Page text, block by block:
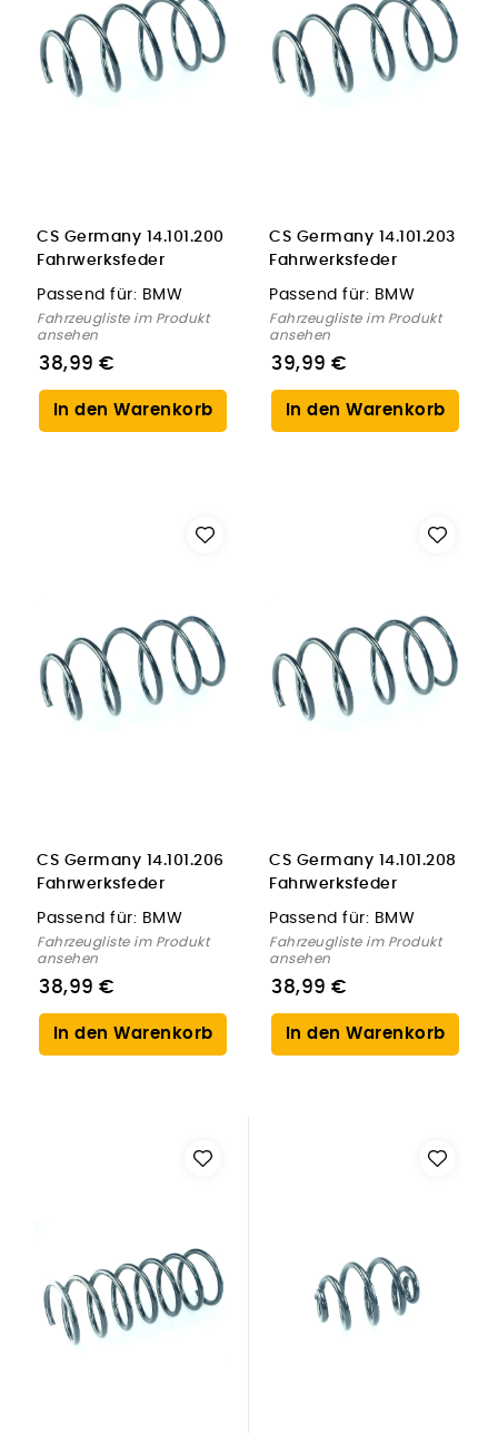
CS Germany 14.101.200
Fahrwerksfeder
Vorderachse für BMW
Passend für: BMW
Fahrzeugliste im Produkt
ansehen
38,99 €
In den Warenkorb
CS Germany 14.101.203
Fahrwerksfeder
Vorderachse für BMW
Passend für: BMW
Fahrzeugliste im Produkt
ansehen
39,99 €
In den Warenkorb
CS Germany 14.101.206
Fahrwerksfeder
Vorderachse für BMW
Passend für: BMW
Fahrzeugliste im Produkt
ansehen
38,99 €
In den Warenkorb
CS Germany 14.101.208
Fahrwerksfeder
Vorderachse für BMW
Passend für: BMW
Fahrzeugliste im Produkt
ansehen
38,99 €
In den Warenkorb